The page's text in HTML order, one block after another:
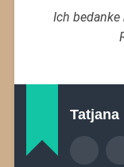
Ich bedanke
Tatjana